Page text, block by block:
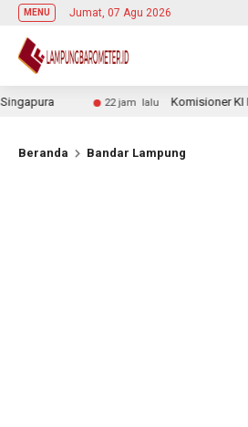
MENU Jumat, 07 Agu 2026
22 jam lalu Komisioner KI
Beranda Bandar Lampung